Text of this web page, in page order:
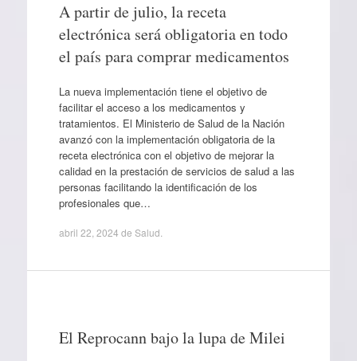
A partir de julio, la receta
electrónica será obligatoria en todo
el país para comprar medicamentos
La nueva implementación tiene el objetivo de
facilitar el acceso a los medicamentos y
tratamientos. El Ministerio de Salud de la Nación
avanzó con la implementación obligatoria de la
receta electrónica con el objetivo de mejorar la
calidad en la prestación de servicios de salud a las
personas facilitando la identificación de los
profesionales que…
abril 22, 2024 de Salud
El Reprocann bajo la lupa de Milei